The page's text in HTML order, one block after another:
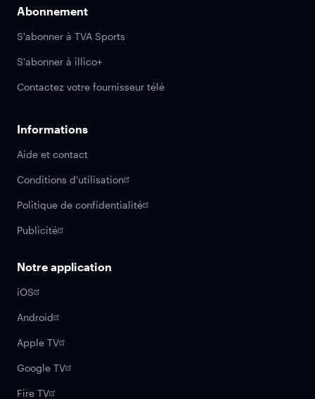
Abonnement
S'abonner à TVA Sports
S'abonner à illico+
Contactez votre fournisseur télé
Informations
Aide et contact
Conditions d'utilisation
Politique de confidentialité
Publicité
Notre application
iOS
Android
Apple TV
Google TV
Fire TV